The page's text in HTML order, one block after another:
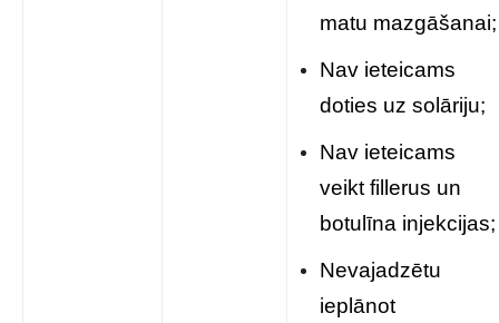
matu mazgāšanai;
Nav ieteicams
doties uz solāriju;
Nav ieteicams
veikt fillerus un
botulīna injekcijas;
Nevajadzētu
ieplānot